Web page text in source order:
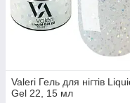
Valeri Гель для нігтів
Gel 22, 15 мл